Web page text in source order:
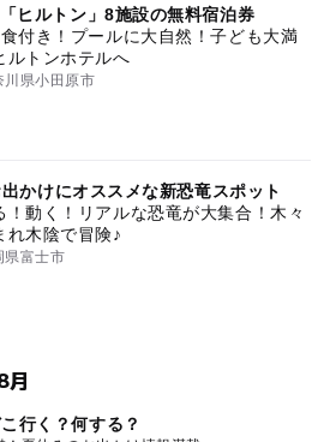
ヒルトン」8施設の無料宿泊券
付き！プールに大自然！子ども大満
ルトンホテルへ
川県小田原市
かけにオススメな新恐竜スポット
！動く！リアルな恐竜が大集合！木々
れ木陰で冒険♪
県富士市
月
行く？何する？